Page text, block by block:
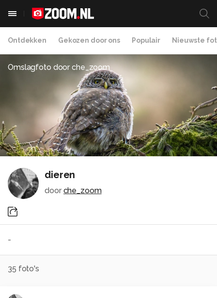
Ontdekken Gekozen door ons Populair Nieuwste
Omslagfoto doorche_zoom
dieren
door che_zoom
-
35 foto's